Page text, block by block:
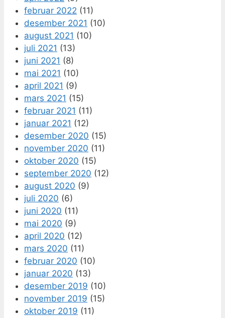
februar 2022 (11)
desember 2021 (10)
august 2021 (10)
juli 2021 (13)
juni 2021 (8)
mai 2021 (10)
april 2021 (9)
mars 2021 (15)
februar 2021 (11)
januar 2021 (12)
desember 2020 (15)
november 2020 (11)
oktober 2020 (15)
september 2020 (12)
august 2020 (9)
juli 2020 (6)
juni 2020 (11)
mai 2020 (9)
april 2020 (12)
mars 2020 (11)
februar 2020 (10)
januar 2020 (13)
desember 2019 (10)
november 2019 (15)
oktober 2019 (11)